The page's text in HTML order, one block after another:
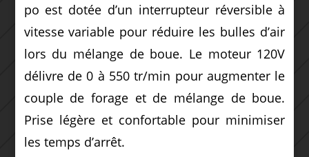
po est dotée d’un interrupteur réversible à
vitesse variable pour réduire les bulles d’air
lors du mélange de boue. Le moteur 120V
délivre de 0 à 550 tr/min pour augmenter le
couple de forage et de mélange de boue.
Prise légère et confortable pour minimiser
les temps d’arrêt.